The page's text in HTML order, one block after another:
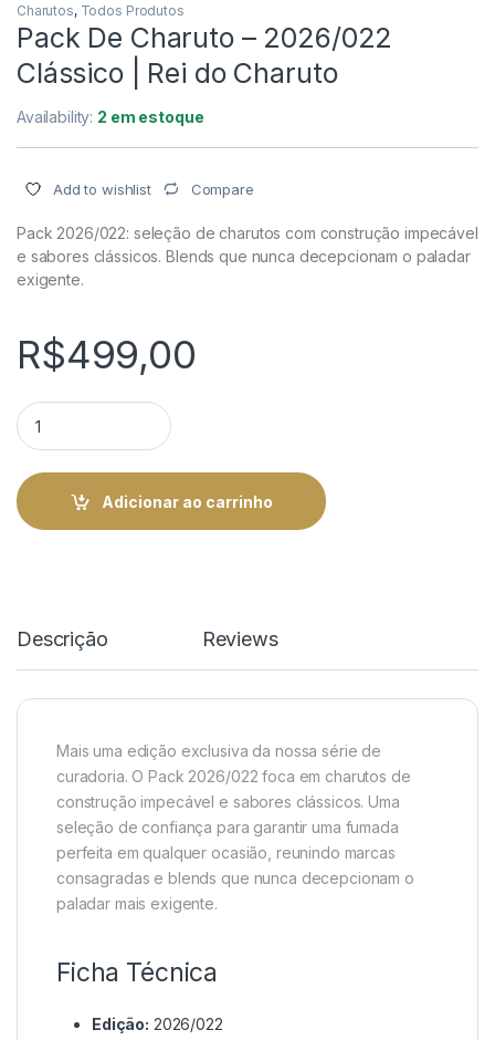
Charutos, Todos Produtos
Pack De Charuto – 2026/022
Clássico | Rei do Charuto
Availability: 2 em estoque
Add to wishlist Compare
Pack 2026/022: seleção de charutos com construção impecável
e sabores clássicos. Blends que nunca decepcionam o paladar
exigente.
R$499,00
Pack De Charuto - 2026/022 Clássico | Rei do Charuto
Adicionar ao carrinho
Descrição Reviews
Mais uma edição exclusiva da nossa série de
curadoria. O Pack 2026/022 foca em charutos de
construção impecável e sabores clássicos. Uma
seleção de confiança para garantir uma fumada
perfeita em qualquer ocasião, reunindo marcas
consagradas e blends que nunca decepcionam o
paladar mais exigente.
Ficha Técnica
Edição: 2026/022